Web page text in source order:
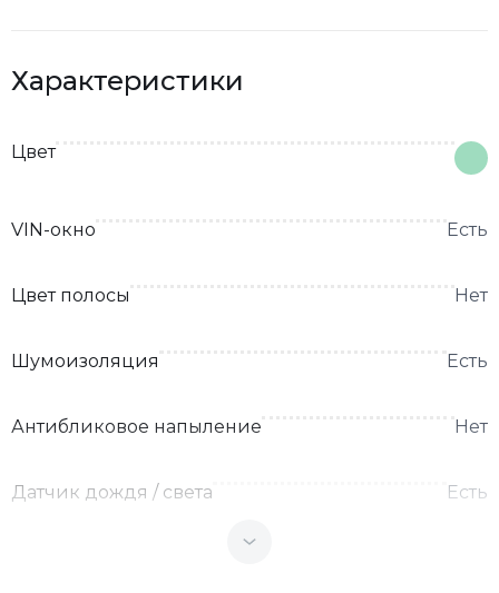
Характеристики
Цвет
VIN-окно Есть
Цвет полосы Нет
Шумоизоляция Есть
Антибликовое напыление Нет
Датчик дождя / света Есть